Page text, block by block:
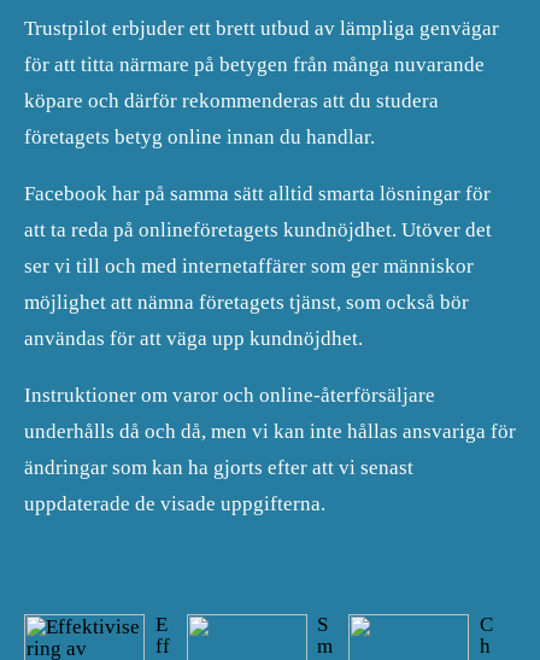
Trustpilot erbjuder ett brett utbud av lämpliga genvägar
för att titta närmare på betygen från många nuvarande
köpare och därför rekommenderas att du studera
företagets betyg online innan du handlar.
Facebook har på samma sätt alltid smarta lösningar för
att ta reda på onlineföretagets kundnöjdhet. Utöver det
ser vi till och med internetaffärer som ger människor
möjlighet att nämna företagets tjänst, som också bör
användas för att väga upp kundnöjdhet.
Instruktioner om varor och online-återförsäljare
underhålls då och då, men vi kan inte hållas ansvariga för
ändringar som kan ha gjorts efter att vi senast
uppdaterade de visade uppgifterna.
E
ff
S
m
C
h